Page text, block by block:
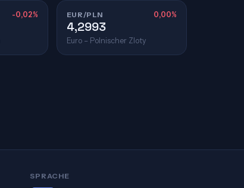
-0,02% EUR/PLN 0,00%
4,2993
Euro – Polnischer Zloty
SPRACHE